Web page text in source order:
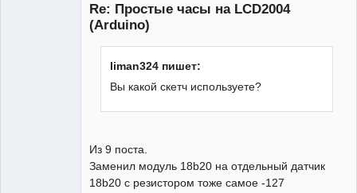
Re: Простые часы на LCD2004
(Arduino)
liman324 пишет:
Вы какой скетч используете?
Из 9 поста.
Заменил модуль 18b20 на отдельный датчик
18b20 с резистором тоже самое -127